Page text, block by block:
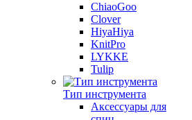
ChiaoGoo
Clover
HiyaHiya
KnitPro
LYKKE
Tulip
Тип инструмента
Аксессуары для